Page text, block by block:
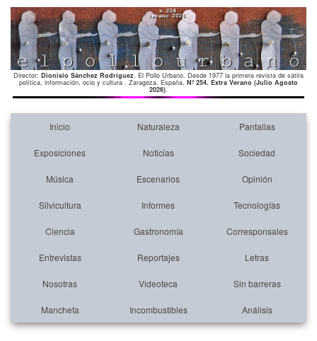
Director: Dionisio Sánchez Rodríguez. El Pollo Urbano. Desde 1977 la primera revista de sátira
política, información, ocio y cultura . Zaragoza. España. Nº 254. Extra Verano (Julio Agosto
2026).
Inicio Naturaleza Pantallas
Exposiciones Noticias Sociedad
Música Escenarios Opinión
Silvicultura Informes Tecnologías
Ciencia Gastronomía Corresponsales
Entrevistas Reportajes Letras
Nosotras Videoteca Sin barreras
Mancheta Incombustibles Análisis